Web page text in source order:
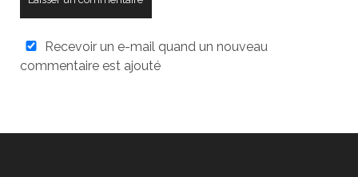
Recevoir un e-mail quand un nouveau
commentaire est ajouté